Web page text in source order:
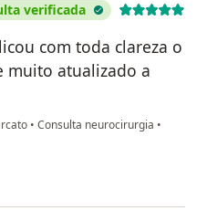
verificada
com toda clareza o
muito atualizado a
• Consulta neurocirurgia •